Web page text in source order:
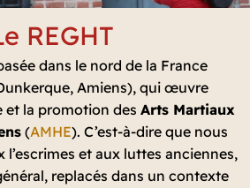
REGHT
dans le nord de la France
Amiens), qui œuvre
et la promotion des Arts Martiaux
(AMHE). C’est-à-dire que nous
l’escrimes et aux luttes anciennes,
replacés dans un contexte